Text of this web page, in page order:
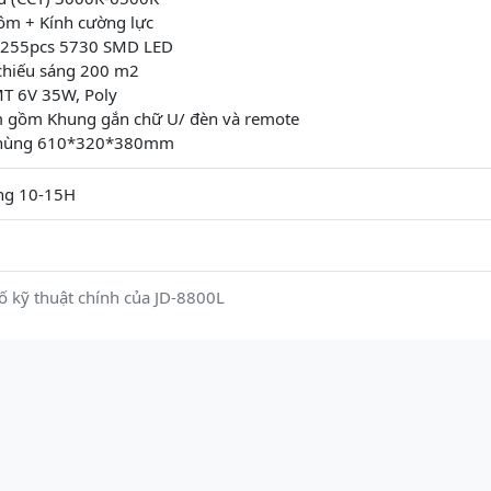
kỹ thuật chính của JD-8800L
+ Kính cường lực
5730 SMD LED
sáng 200 m2
6V 35W, Poly
gồm Khung gắn chữ U/ đèn và remote
610*320*380mm
10-15H